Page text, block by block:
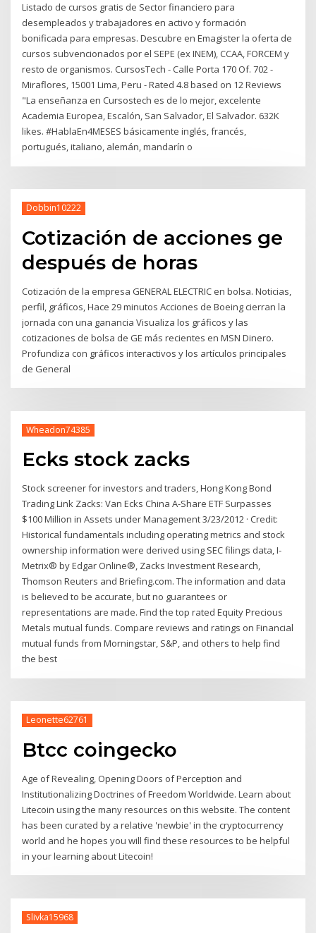
Listado de cursos gratis de Sector financiero para
desempleados y trabajadores en activo y formación
bonificada para empresas. Descubre en Emagister la oferta de
cursos subvencionados por el SEPE (ex INEM), CCAA, FORCEM y
resto de organismos. CursosTech - Calle Porta 170 Of. 702 -
Miraflores, 15001 Lima, Peru - Rated 4.8 based on 12 Reviews
"La enseñanza en Cursostech es de lo mejor, excelente
Academia Europea, Escalón, San Salvador, El Salvador. 632K
likes. #HablaEn4MESES básicamente inglés, francés,
portugués, italiano, alemán, mandarín o
Dobbin10222
Cotización de acciones ge
después de horas
Cotización de la empresa GENERAL ELECTRIC en bolsa. Noticias,
perfil, gráficos, Hace 29 minutos Acciones de Boeing cierran la
jornada con una ganancia Visualiza los gráficos y las
cotizaciones de bolsa de GE más recientes en MSN Dinero.
Profundiza con gráficos interactivos y los artículos principales
de General
Wheadon74385
Ecks stock zacks
Stock screener for investors and traders, Hong Kong Bond
Trading Link Zacks: Van Ecks China A-Share ETF Surpasses
$100 Million in Assets under Management 3/23/2012 · Credit:
Historical fundamentals including operating metrics and stock
ownership information were derived using SEC filings data, I-
Metrix® by Edgar Online®, Zacks Investment Research,
Thomson Reuters and Briefing.com. The information and data
is believed to be accurate, but no guarantees or
representations are made. Find the top rated Equity Precious
Metals mutual funds. Compare reviews and ratings on Financial
mutual funds from Morningstar, S&P, and others to help find
the best
Leonette62761
Btcc coingecko
Age of Revealing, Opening Doors of Perception and
Institutionalizing Doctrines of Freedom Worldwide. Learn about
Litecoin using the many resources on this website. The content
has been curated by a relative 'newbie' in the cryptocurrency
world and he hopes you will find these resources to be helpful
in your learning about Litecoin!
Slivka15968